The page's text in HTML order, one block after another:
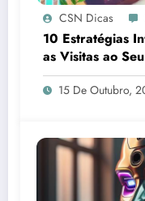
CSN Dicas
10 Estratégias
as Visitas ao
15 De Outubro,